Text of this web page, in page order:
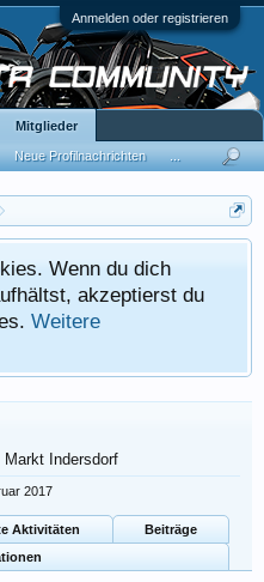
Anmelden oder registrieren
Wenn du dich
akzeptierst du
Weitere
Markt Indersdorf
2017
Aktivitäten
Beiträge
Mitglieder
Neue Profilnachrichten